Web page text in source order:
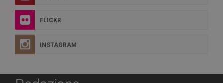
FLICKR
INSTAGRAM